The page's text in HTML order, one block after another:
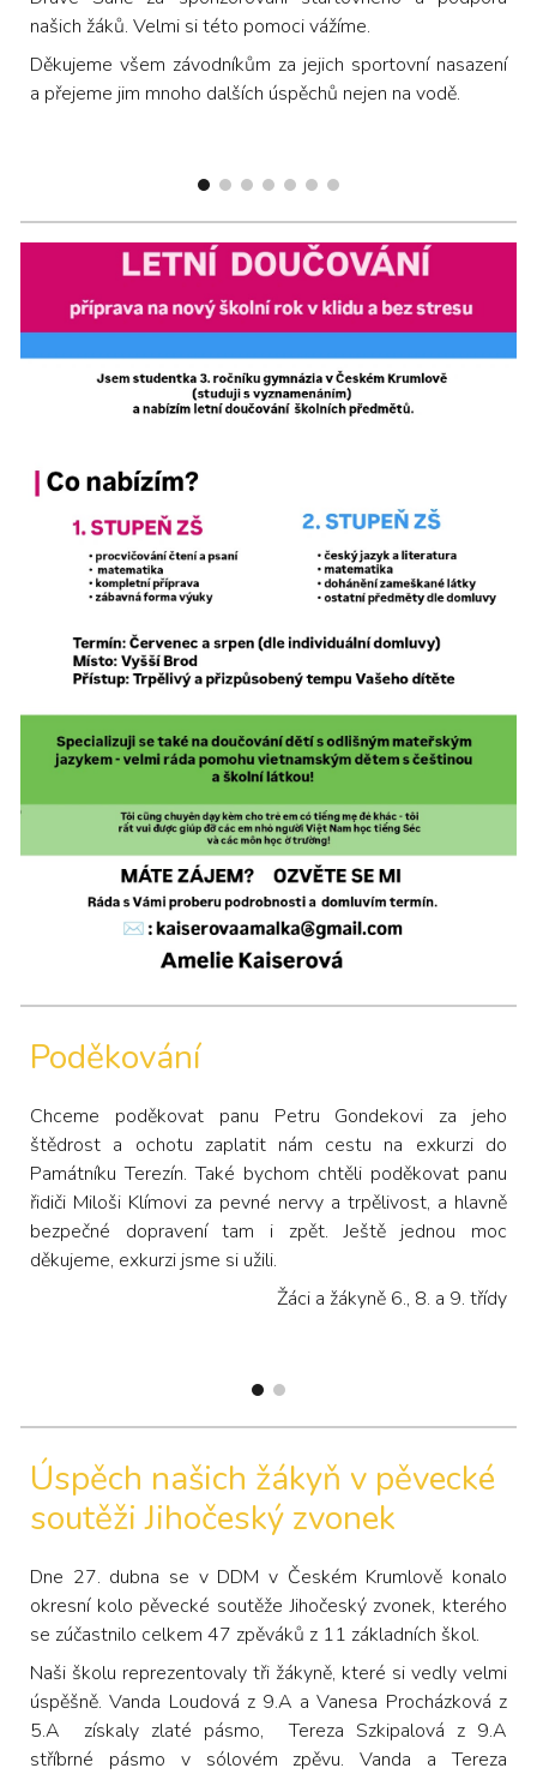
našich žáků. Velmi si této pomoci vážíme.
Děkujeme všem závodníkům za jejich sportovní nasazení
a přejeme jim mnoho dalších úspěchů nejen na vodě.
Poděkování
Chceme poděkovat panu Petru Gondekovi za jeho
štědrost a ochotu zaplatit nám cestu na exkurzi do
Památníku Terezín. Také bychom chtěli poděkovat panu
řidiči Miloši Klímovi za pevné nervy a trpělivost, a hlavně
bezpečné dopravení tam i zpět. Ještě jednou moc
děkujeme, exkurzi jsme si užili.
Žáci a žákyně 6., 8. a 9. třídy
Úspěch našich žákyň v pěvecké
soutěži Jihočeský zvonek
Dne 27. dubna se v DDM v Českém Krumlově konalo
okresní kolo pěvecké soutěže Jihočeský zvonek, kterého
se zúčastnilo celkem 47 zpěváků z 11 základních škol.
Naši školu reprezentovaly tři žákyně, které si vedly velmi
úspěšně. Vanda Loudová z 9.A a Vanesa Procházková z
5.A získaly zlaté pásmo, Tereza Szkipalová z 9.A
stříbrné pásmo v sólovém zpěvu. Vanda a Tereza